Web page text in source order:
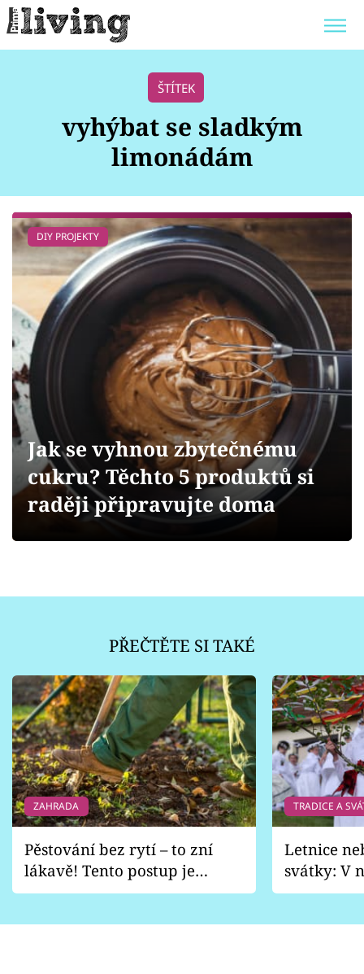
POKOJOVÉ KVĚTINY
ZAHRADA
Bydlení
Zahrada
Design
Sledujte prima+
Přihlášení
Sledujte nás
ŠTÍTEK
vyhýbat se sladkým
limonádám
DIY PROJEKTY
Jak se vyhnou zbytečnému
cukru? Těchto 5 produktů si
raději připravujte doma
PŘEČTĚTE SI TAKÉ
ZAHRADA
Pěstování bez rytí – to zní
lákavě! Tento postup je
vhodný jen pro některé
TRADICE A
Letnice
svátky: V
pondělí